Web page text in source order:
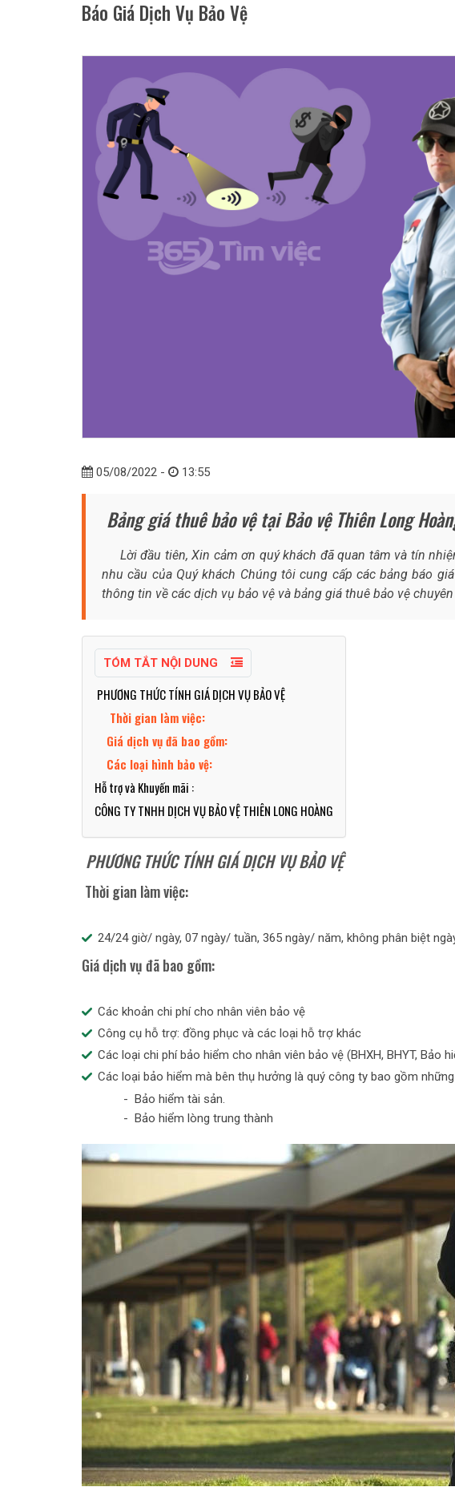
Báo Giá Dịch Vụ Bảo Vệ
05/08/2022 - 13:55
Bảng giá thuê bảo vệ tại Bảo vệ Thiên Long
Lời đầu tiên, Xin cảm ơn quý khách đã quan tâm và tín
nhu cầu của Quý khách Chúng tôi cung cấp các bảng báo
thông tin về các dịch vụ bảo vệ và bảng giá thuê bảo vệ
TÓM TẮT NỘI DUNG
PHƯƠNG THỨC TÍNH GIÁ DỊCH VỤ BẢO VỆ
Thời gian làm việc:
Giá dịch vụ đã bao gồm:
Các loại hình bảo vệ:
Hỗ trợ và Khuyến mãi :
CÔNG TY TNHH DỊCH VỤ BẢO VỆ THIÊN LONG HOÀNG
PHƯƠNG THỨC TÍNH GIÁ DỊCH VỤ BẢO VỆ
Thời gian làm việc:
24/24 giờ/ ngày, 07 ngày/ tuần, 365 ngày/ năm, không phân biệt
Giá dịch vụ đã bao gồm:
Các khoản chi phí cho nhân viên bảo vệ
Công cụ hỗ trợ: đồng phục và các loại hỗ trợ khác
Các loại chi phí bảo hiểm cho nhân viên bảo vệ (BHXH, BHYT, Bảo
Các loại bảo hiểm mà bên thụ hưởng là quý công ty bao gồm
- Bảo hiểm tài sản.
- Bảo hiểm lòng trung thành